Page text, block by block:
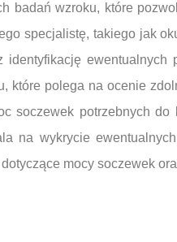
badań wzroku, które
specjalistę, takiego jak
ewentualnych
polega na ocenie
soczewek potrzebnych
na wykrycie
mocy soczewek